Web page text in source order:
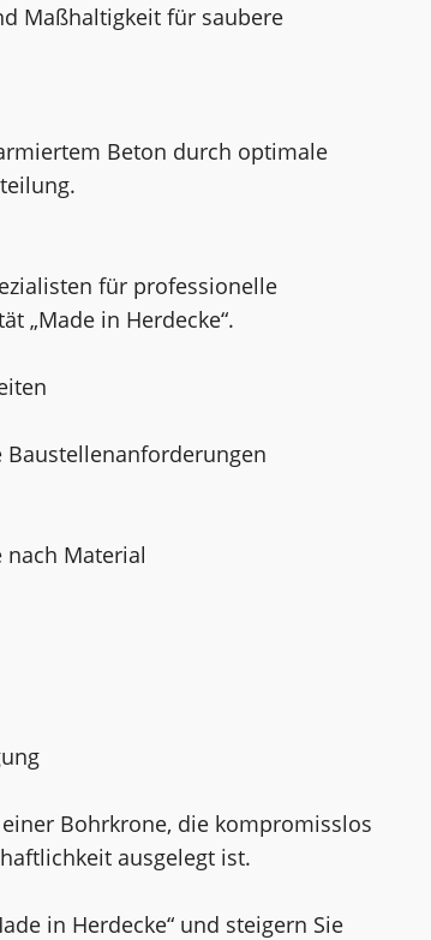
Maßhaltigkeit für saubere
Beton durch optimale
für professionelle
„Made in Herdecke“.
Material
Bohrkrone, die kompromisslos
ausgelegt ist.
in Herdecke“ und steigern Sie